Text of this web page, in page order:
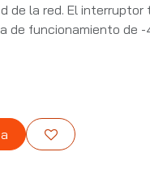
de la red. El
de funcionamiento de -